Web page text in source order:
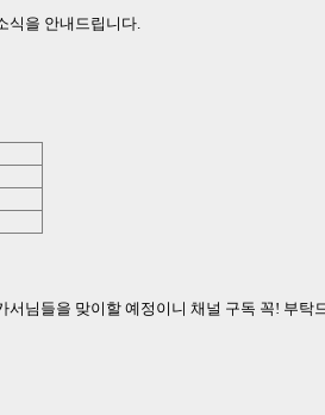
식을 안내드립니다.
님들을 맞이할 예정이니 채널 구독 꼭! 부탁